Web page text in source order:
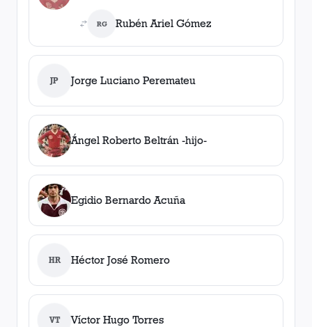
RG Rubén Ariel Gómez
JP Jorge Luciano Peremateu
Ángel Roberto Beltrán -hijo-
Egidio Bernardo Acuña
HR Héctor José Romero
VT Víctor Hugo Torres